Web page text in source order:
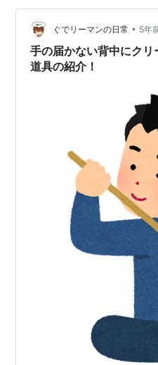
かない。 どうしても気にな
塗ってもらいますが、お互
つけました ↓↓↓↓ セヌール
中にクリームを塗る「まごの
ぐでリーマンの日常 • 5年
手の届かない背中にク
道具の紹介！